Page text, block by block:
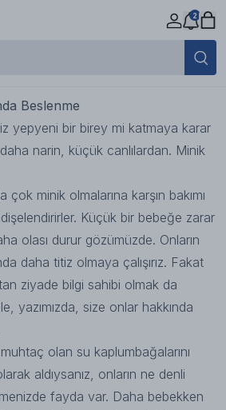
2
Beslenme
yepyeni bir birey mi katmaya karar
narin, küçük canlılardan. Minik
çok minik olmalarına karşın bakımı
Küçük bir bebeğe zarar
olası durur gözümüzde. Onların
daha titiz olmaya çalışırız. Fakat
ziyade bilgi sahibi olmak da
yazımızda, size onlar hakkında
olan su kaplumbağalarını
aldıysanız, onların ne denli
fayda var. Daha bebekken